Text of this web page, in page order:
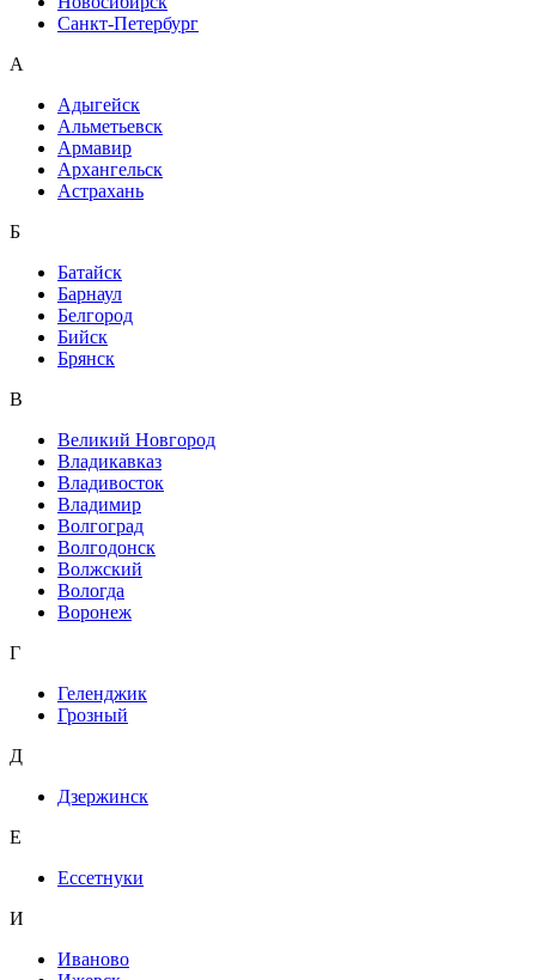
Санкт-Петербург
А
Адыгейск
Альметьевск
Армавир
Архангельск
Астрахань
Б
Батайск
Барнаул
Белгород
Бийск
Брянск
В
Великий Новгород
Владикавказ
Владивосток
Владимир
Волгоград
Волгодонск
Волжский
Вологда
Воронеж
Г
Геленджик
Грозный
Д
Дзержинск
Е
Ессетнуки
И
Иваново